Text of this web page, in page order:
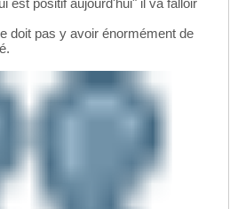
est positif aujourd'hui" il va falloir
doit pas y avoir énormément de